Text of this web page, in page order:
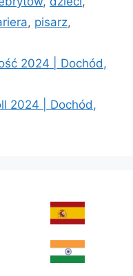
, pisarz,
2024 | Dochód,
2024 | Dochód,